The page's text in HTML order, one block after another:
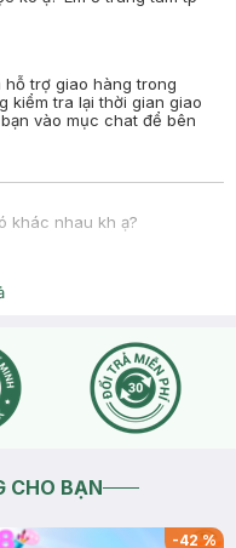
dụng cho trẻ em được k
Ngọc Trâm đã dành
hàng là động lực to
hơn nữa về chất lượng
mua sắm tại Hasaki!
hỗ trợ giao hàng trong
kiểm tra lại thời gian giao
vào mục chat để bên
khác nhau kh ạ?
có giới hạn về số lượng
CHO BẠN
-42%